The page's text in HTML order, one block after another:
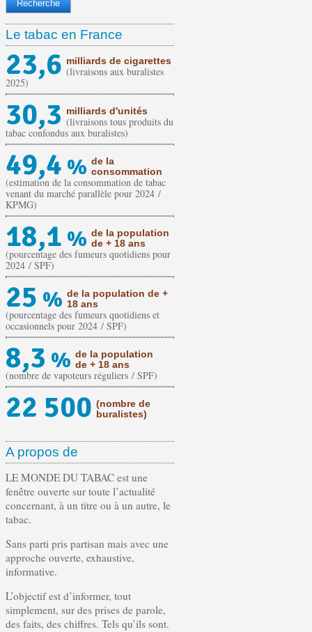
Le tabac en France
23,6 milliards de cigarettes
(livraisons aux buralistes
2025)
30,3 milliards d'unités
(livraisons tous produits du
tabac confondus aux buralistes)
49,4 % de la
consommation
(estimation de la consommation de tabac
venant du marché parallèle pour 2024 /
KPMG)
18,1 % de la population
de + 18 ans
(pourcentage des fumeurs quotidiens pour
2024 / SPF)
25 % de la population de +
18 ans
(pourcentage des fumeurs quotidiens et
occasionnels pour 2024 / SPF)
8,3 % de la population
de + 18 ans
(nombre de vapoteurs réguliers / SPF)
22 500 (nombre de
buralistes)
A propos de
LE MONDE DU TABAC est une
fenêtre ouverte sur toute l’actualité
concernant, à un titre ou à un autre, le
tabac.
Sans parti pris partisan mais avec une
approche ouverte, exhaustive,
informative.
L’objectif est d’informer, tout
simplement, sur des prises de parole,
des faits, des chiffres. Tels qu’ils sont.